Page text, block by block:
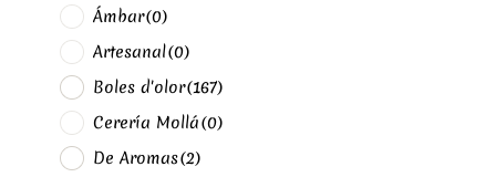
Ámbar(0)
Artesanal(0)
Boles d'olor(167)
Cerería Mollá(0)
De Aromas(2)